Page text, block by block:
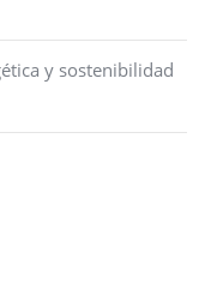
y sostenibilidad